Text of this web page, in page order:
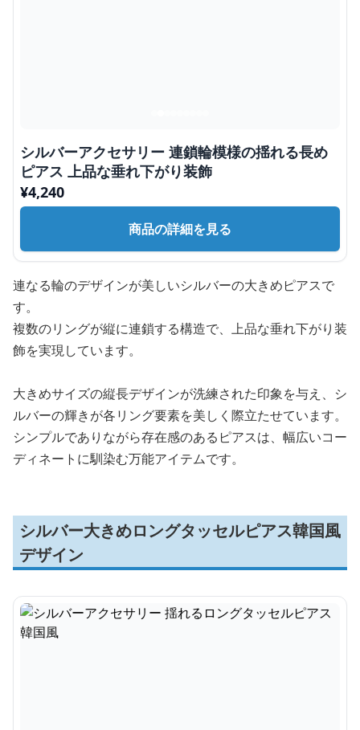
シルバーアクセサリー 連鎖輪模様の揺れる長め
ピアス 上品な垂れ下がり装飾
¥4,240
商品の詳細を見る
連なる輪のデザインが美しいシルバーの大きめピアスで
す。
複数のリングが縦に連鎖する構造で、上品な垂れ下がり装
飾を実現しています。
大きめサイズの縦長デザインが洗練された印象を与え、シ
ルバーの輝きが各リング要素を美しく際立たせています。
シンプルでありながら存在感のあるピアスは、幅広いコー
ディネートに馴染む万能アイテムです。
シルバー大きめロングタッセルピアス韓国風
デザイン